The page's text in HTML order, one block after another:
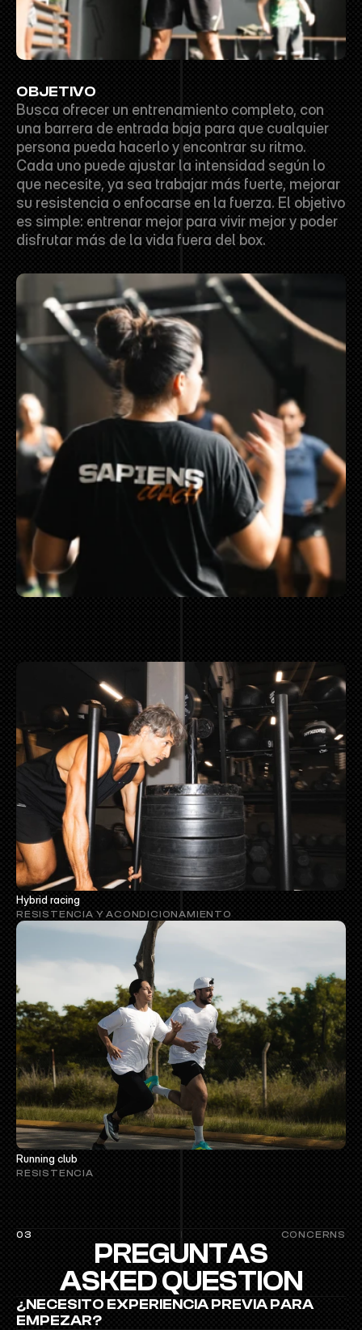
OBJETIVO
Busca ofrecer un entrenamiento completo, con
una barrera de entrada baja para que cualquier
persona pueda hacerlo y encontrar su ritmo.
Cada uno puede ajustar la intensidad según lo
que necesite, ya sea trabajar más fuerte, mejorar
su resistencia o enfocarse en la fuerza. El objetivo
es simple: entrenar mejor para vivir mejor y poder
disfrutar más de la vida fuera del box.
Hybrid racing
RESISTENCIA Y ACONDICIONAMIENTO
Running club
RESISTENCIA
03
F
A
Q
CONCERNS
PREGUNTAS
ASKED QUESTION
¿NECESITO EXPERIENCIA PREVIA PARA
EMPEZAR?